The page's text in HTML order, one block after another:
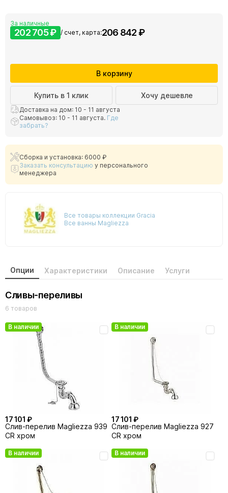
За наличные
202 705 ₽ / счет, карта:206 842 ₽
В корзину
Купить в 1 клик Хочу дешевле
Доставка на дом: 10 - 11 августа
Самовывоз: 10 - 11 августа. Где
забрать?
Сборка и установка: 6000 ₽
Заказать консультацию у персонального
менеджера
Все товары коллекции Gracia
Все ванны Magliezza
Опции Характеристики Описание Услуги
Сливы-переливы
6 товаров
В наличии
17 101 ₽
Слив-перелив Magliezza 939
CR хром
В наличии
17 101 ₽
Слив-перелив Magliezza 927
CR хром
В наличии В наличии